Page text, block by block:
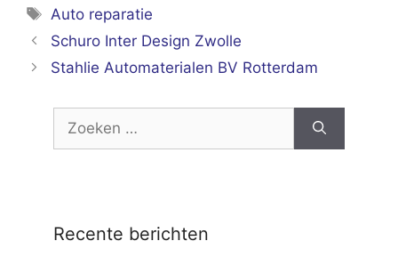
Tags
Auto reparatie
Schuro Inter Design Zwolle
Stahlie Automaterialen BV Rotterdam
naar:
Recente berichten